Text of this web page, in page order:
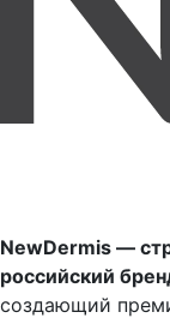
NewDermis —
российский
создающий